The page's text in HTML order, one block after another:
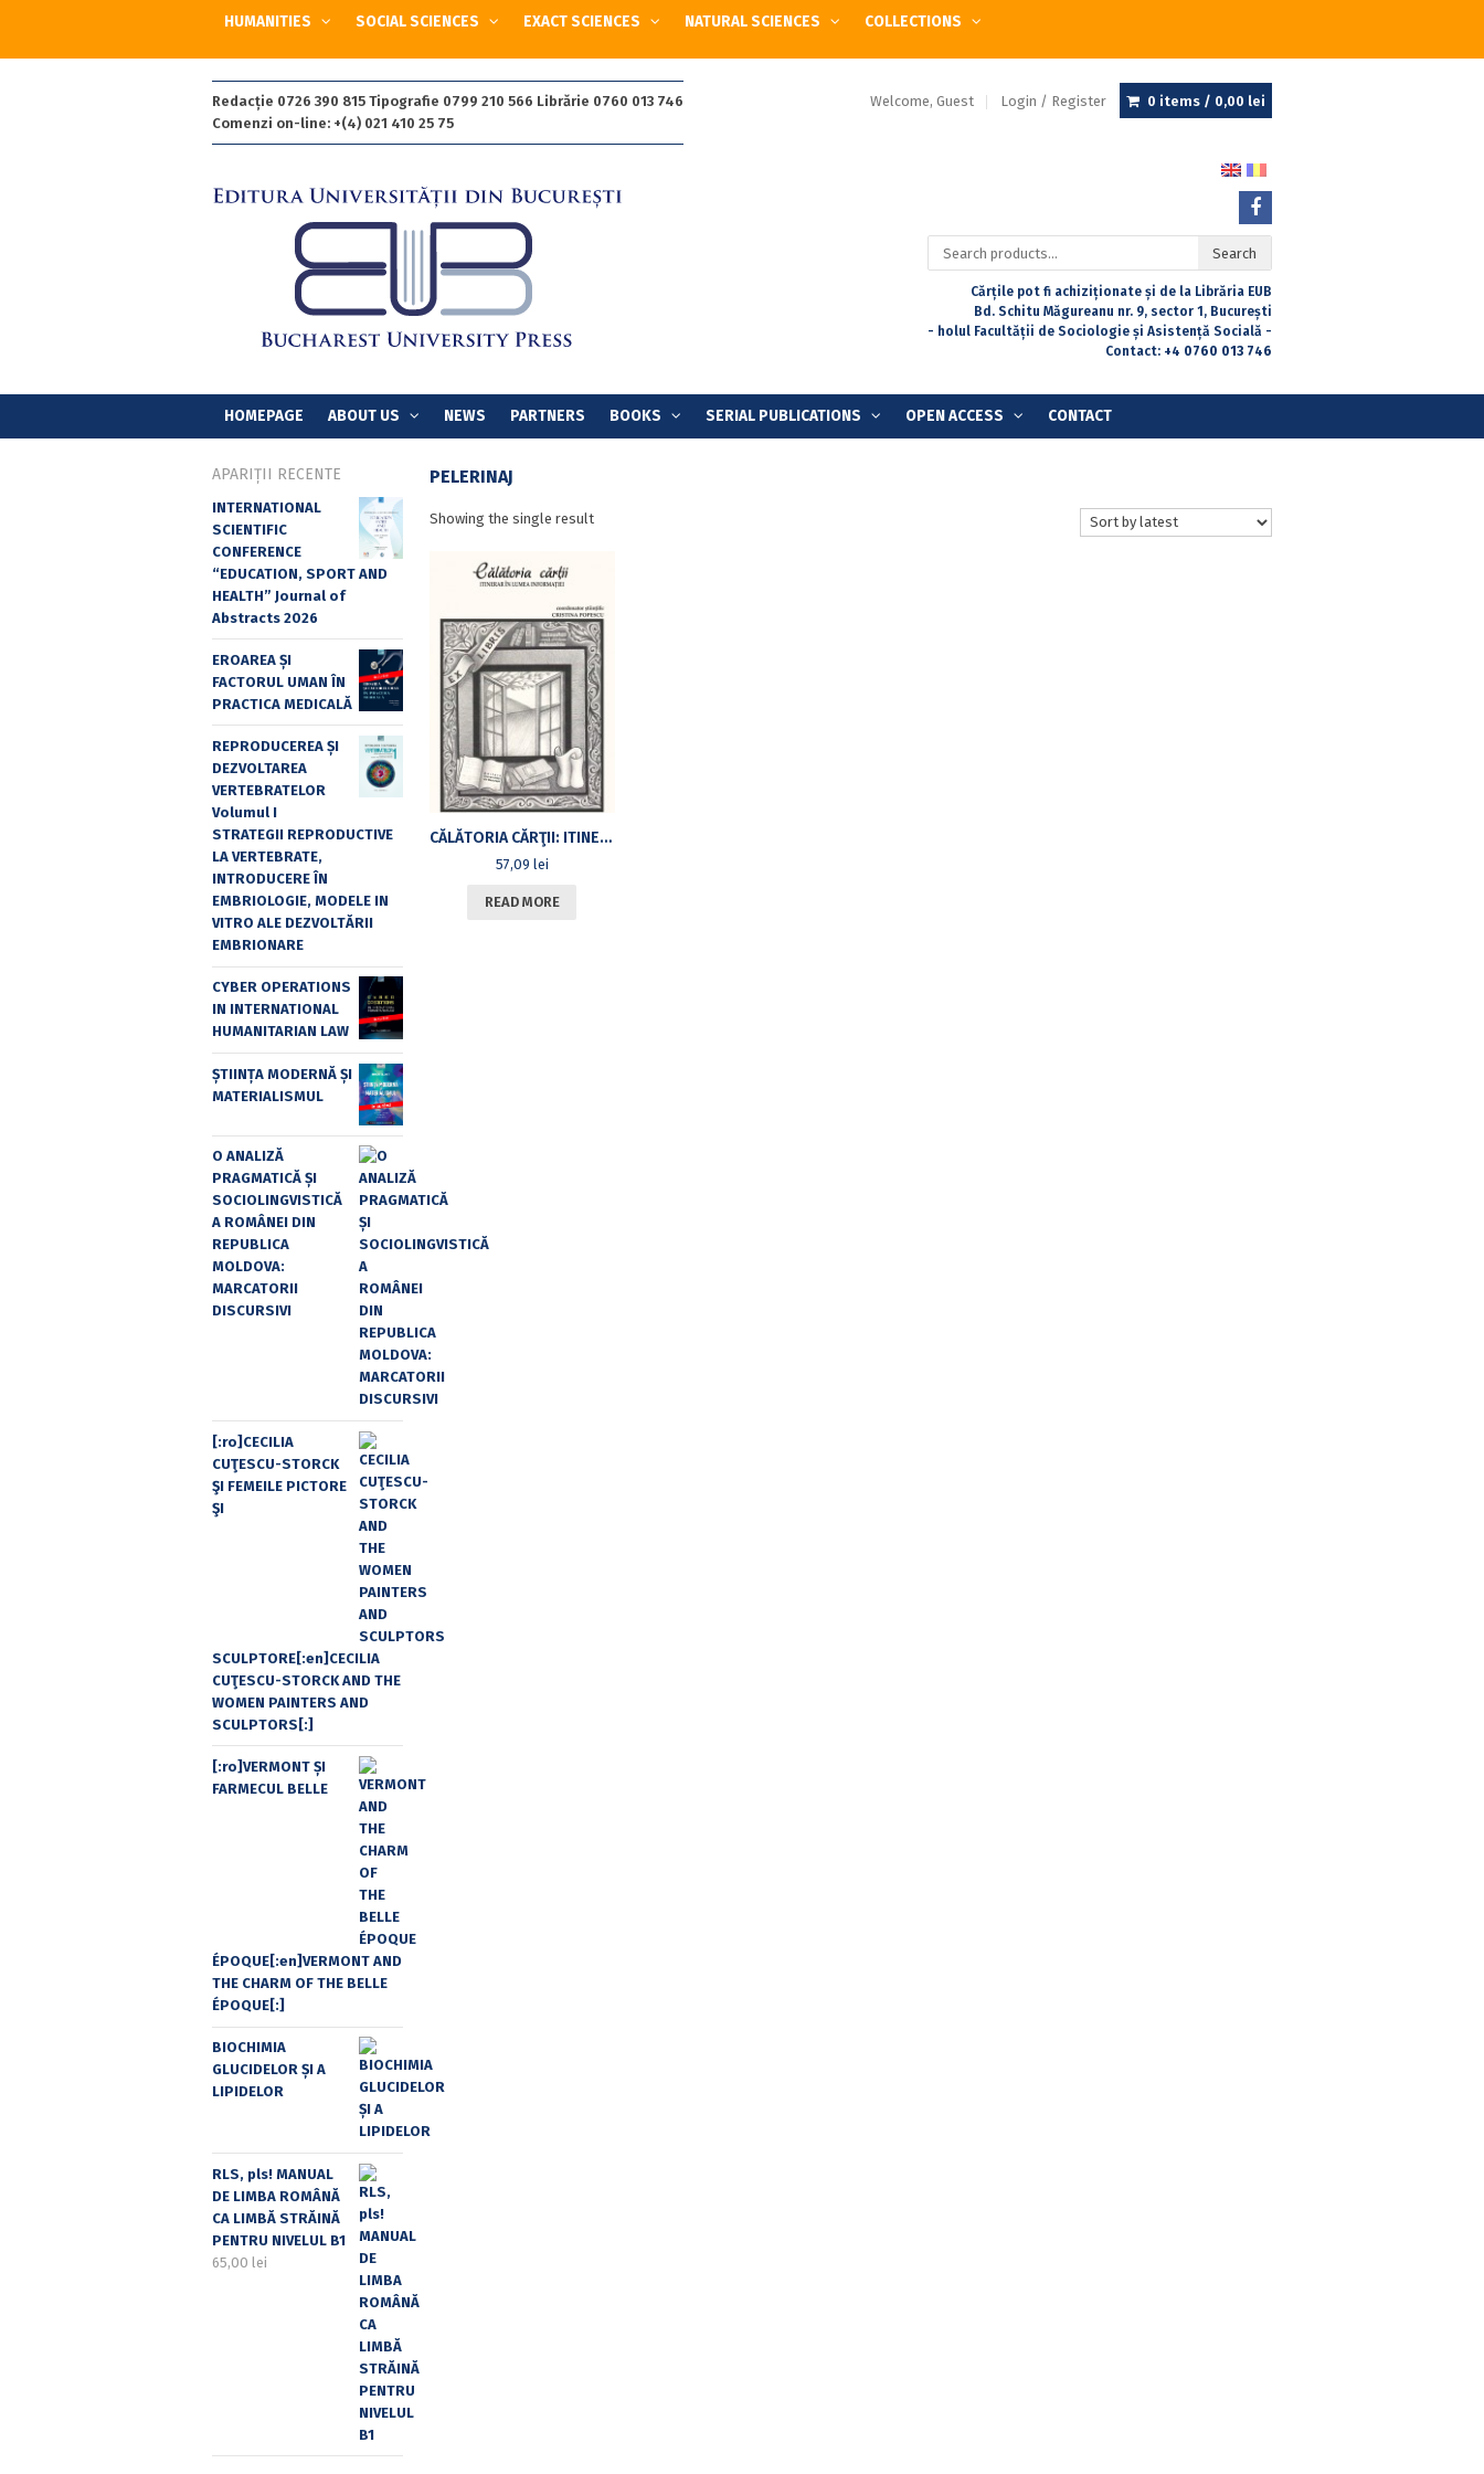
HUMANITIES SOCIAL SCIENCES EXACT SCIENCES NATURAL SCIENCES COLLECTIONS
Redacție 0726 390 815 Tipografie 0799 210 566 Librărie 0760 013 746
Comenzi on-line: +(4) 021 410 25 75
Welcome, Guest Login / Register 0 items / 0,00 lei
Search
for:
Search
Cărțile pot fi achiziționate și de la Librăria EUB
Bd. Schitu Măgureanu nr. 9, sector 1, București
- holul Facultății de Sociologie și Asistență Socială -
Contact: +4 0760 013 746
HOMEPAGE ABOUT US NEWS PARTNERS BOOKS SERIAL PUBLICATIONS OPEN ACCESS CONTACT
PELERINAJ
Showing the single result
CĂLĂTORIA CĂRŢII: ITINERAR PRIN LUMEA INFORMAŢIEI
57,09 lei
READ MORE
APARIȚII RECENTE
INTERNATIONAL
SCIENTIFIC
CONFERENCE
“EDUCATION, SPORT AND
HEALTH” Journal of
Abstracts 2026
EROAREA ȘI
FACTORUL UMAN ÎN
PRACTICA MEDICALĂ
REPRODUCEREA ȘI
DEZVOLTAREA
VERTEBRATELOR
Volumul I
STRATEGII REPRODUCTIVE
LA VERTEBRATE,
INTRODUCERE ÎN
EMBRIOLOGIE, MODELE IN
VITRO ALE DEZVOLTĂRII
EMBRIONARE
CYBER OPERATIONS
IN INTERNATIONAL
HUMANITARIAN LAW
ȘTIINȚA MODERNĂ ȘI
MATERIALISMUL
O ANALIZĂ
PRAGMATICĂ ȘI
SOCIOLINGVISTICĂ
A ROMÂNEI DIN
REPUBLICA
MOLDOVA:
MARCATORII
DISCURSIVI
[:ro]CECILIA
CUŢESCU-STORCK
ŞI FEMEILE PICTORE
ŞI
SCULPTORE[:en]CECILIA
CUŢESCU-STORCK AND THE
WOMEN PAINTERS AND
SCULPTORS[:]
[:ro]VERMONT ȘI
FARMECUL BELLE
ÉPOQUE[:en]VERMONT AND
THE CHARM OF THE BELLE
ÉPOQUE[:]
BIOCHIMIA
GLUCIDELOR ȘI A
LIPIDELOR
RLS, pls! MANUAL
DE LIMBA ROMÂNĂ
CA LIMBĂ STRĂINĂ
PENTRU NIVELUL B1
65,00 lei